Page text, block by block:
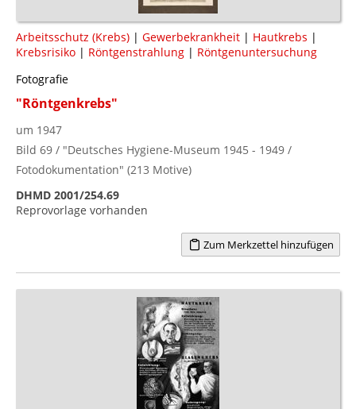
Arbeitsschutz (Krebs) | Gewerbekrankheit | Hautkrebs |
Krebsrisiko | Röntgenstrahlung | Röntgenuntersuchung
Fotografie
"Röntgenkrebs"
um 1947
Bild 69 / "Deutsches Hygiene-Museum 1945 - 1949 /
Fotodokumentation" (213 Motive)
DHMD 2001/254.69
Reprovorlage vorhanden
Zum Merkzettel hinzufügen